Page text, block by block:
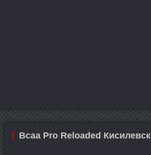
Bcaa Pro Reloaded Кисилевск